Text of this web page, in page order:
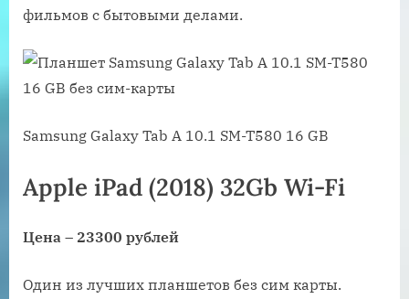
фильмов с бытовыми делами.
Samsung Galaxy Tab A 10.1 SM-T580 16 GB
Apple iPad (2018) 32Gb Wi-Fi
Цена – 23300 рублей
Один из лучших планшетов без сим карты.